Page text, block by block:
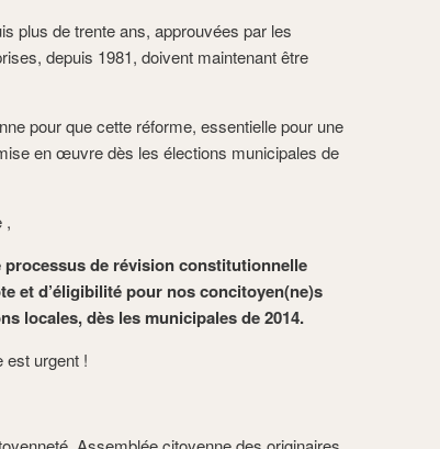
plus de trente ans, approuvées par les
depuis 1981, doivent maintenant être
pour que cette réforme, essentielle pour une
en œuvre dès les élections municipales de
,
processus de révision constitutionnelle
et d’éligibilité pour nos concitoyen(ne)s
locales, dès les municipales de 2014.
est urgent !